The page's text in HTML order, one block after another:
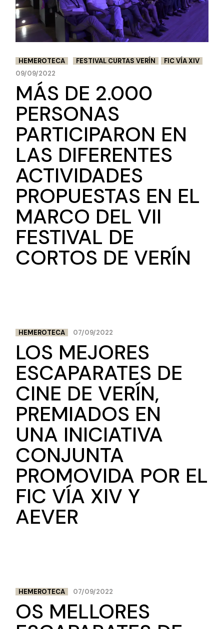
HEMEROTECA FESTIVAL CURTAS VERÍN
FIC VÍA XIV
09/09/2022
MÁS DE 2.000
PERSONAS
PARTICIPARON EN
LAS DIFERENTES
ACTIVIDADES
PROPUESTAS EN EL
MARCO DEL VII
FESTIVAL DE
CORTOS DE VERÍN
HEMEROTECA 07/09/2022
LOS MEJORES
ESCAPARATES DE
CINE DE VERÍN,
PREMIADOS EN
UNA INICIATIVA
CONJUNTA
PROMOVIDA POR EL
FIC VÍA XIV Y
AEVER
HEMEROTECA 07/09/2022
OS MELLORES